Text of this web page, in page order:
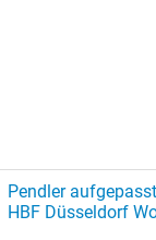
Pendler
HBF Düsseldorf